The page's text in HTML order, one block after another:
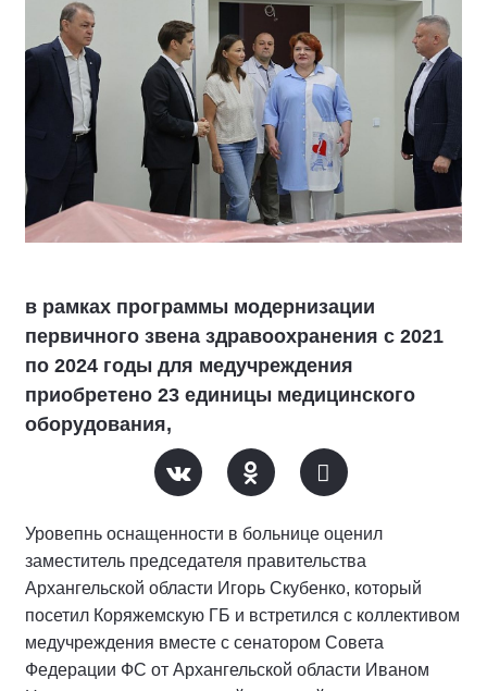
в рамках программы модернизации
первичного звена здравоохранения с 2021
по 2024 годы для медучреждения
приобретено 23 единицы медицинского
оборудования,
Уровепнь оснащенности в больнице оценил
заместитель председателя правительства
Архангельской области Игорь Скубенко, который
посетил Коряжемскую ГБ и встретился с коллективом
медучреждения вместе с сенатором Совета
Федерации ФС от Архангельской области Иваном